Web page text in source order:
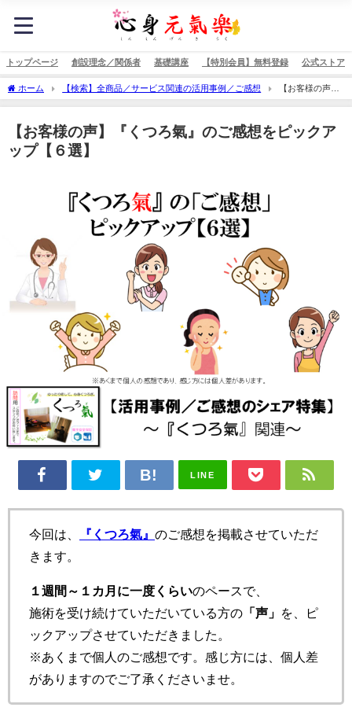
トップページ 創設理念／関係者 基礎講座 【特別会員】無料登録 公式ストア
ホーム 【検索】全商品／サービス関連の活用事例／ご感想
【お客様の声】
『くつろ氣』のご感想をピックアップ【６選】
【お客様の声】『くつろ氣』のご感想をピックア
ップ【６選】
LINE
今回は、 『くつろ氣』 のご感想を掲載させていただ
きます。
１週間～１カ月に一度くらいのペースで、
施術を受け続けていただいている方の 「声」
を、ピ
ックアップさせていただきました。
※あくまで個人のご感想です。感じ方には、個人差
がありますのでご了承くださいませ。